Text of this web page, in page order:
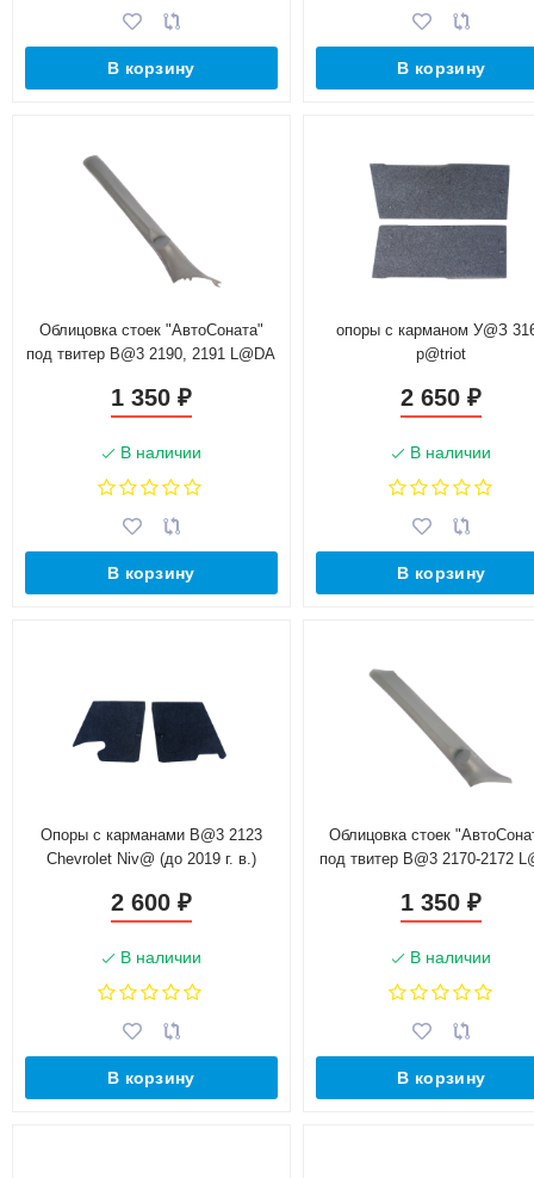
В корзину В корзину
Облицовка стоек "АвтоСоната"
под твитер B@3 2190, 2191 L@DA
1 350 ₽
В наличии
В корзину
опоры с карманом У@З
p@triot
2 650₽
В наличии
В корзину
Опоры с карманами B@3 2123
Chevrolet Niv@ (до 2019 г. в.)
2 600 ₽
В наличии
В корзину
Облицовка стоек
под твитер B@3 2170-2172
направлены в салон)
1 350₽
В наличии
В корзину